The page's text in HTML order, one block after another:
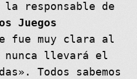
la responsable de
Juegos
fue muy clara al
nunca llevará el
Todos sabemos